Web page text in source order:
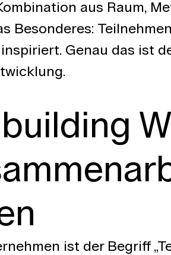
aus Raum,
Besonderes:
Genau das ist
ist der Begriff